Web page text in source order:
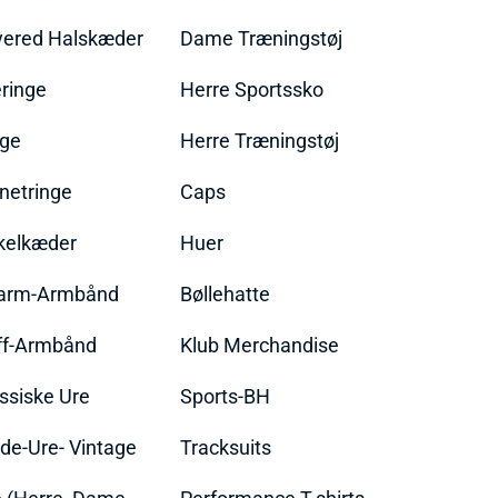
Halskæder
Armbånd
Armbånd
Ure
Ure- Vintage
Dame Træningstøj
Herre Sportssko
Herre Træningstøj
Caps
Huer
Bøllehatte
Klub Merchandise
Sports-BH
Tracksuits